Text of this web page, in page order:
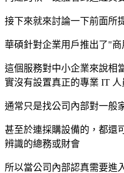
接下來就來討論一下前面所
華碩針對企業用戶推出了"
這個服務對中小企業來說相
實沒有設置真正的專業 IT 人
通常只是找公司內部對一般
甚至於連採購設備的，都還
辨識的總務或財會
所以當公司內部認真需要進